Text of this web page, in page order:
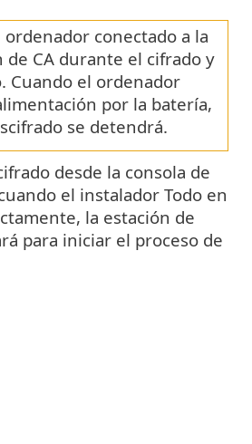
conectado a la
de CA durante el cifrado y
Cuando el ordenador
por la batería,
se detendrá.
desde la consola de
el instalador Todo en
la estación de
para iniciar el proceso de